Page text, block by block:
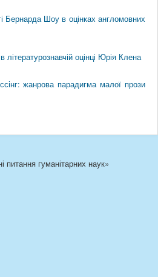
Бернарда Шоу в оцінках англомовних
оцінці Юрія Клена
жанрова парадигма малої прози
питання гуманітарних наук»